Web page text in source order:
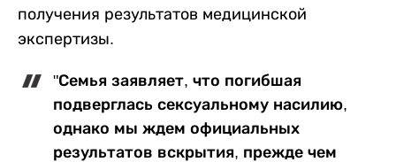
получения результатов медицинской
экспертизы.
"Семья заявляет, что погибшая
подверглась сексуальному насилию,
однако мы ждем официальных
результатов вскрытия, прежде чем